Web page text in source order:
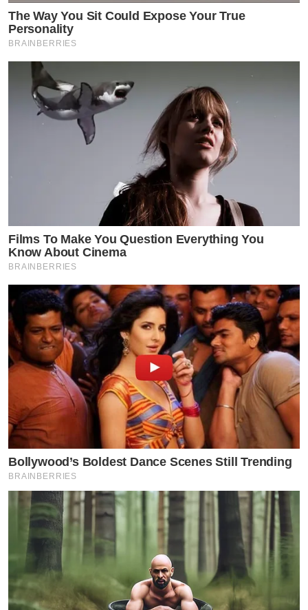
The Way You Sit Could Expose Your True
Personality
BRAINBERRIES
Films To Make You Question Everything You
Know About Cinema
BRAINBERRIES
Bollywood’s Boldest Dance Scenes Still Trending
BRAINBERRIES